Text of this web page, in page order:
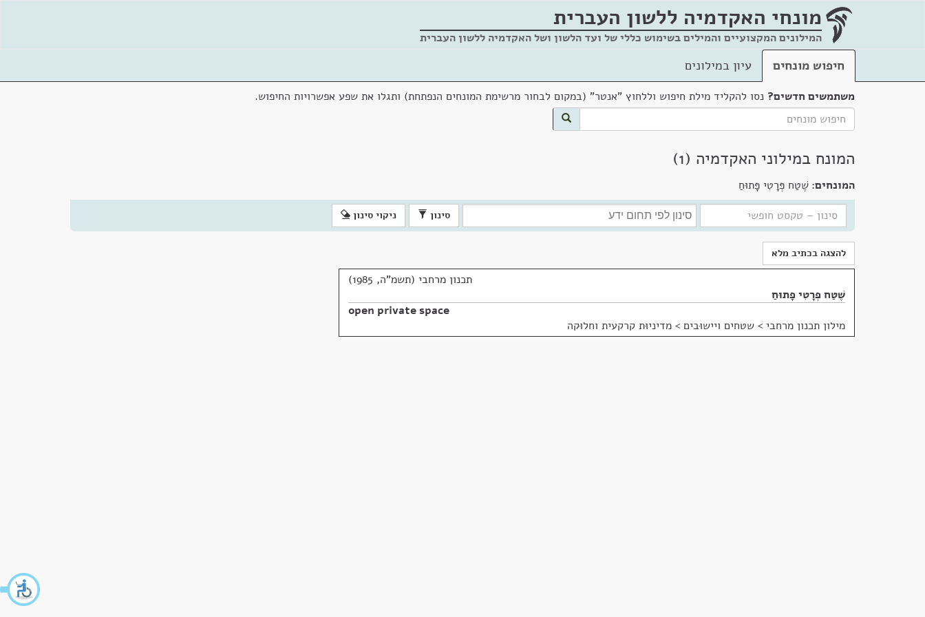
מונחי האקדמיה ללשון העברית
המילונים המקצועיים והמילים בשימוש כללי של ועד הלשון ושל האקדמיה ללשון העברית
חיפוש מונחים עיון במילונים
משתמשים חדשים? נסו להקליד מילת חיפוש וללחוץ "אנטר" (במקום לבחור מרשימת המונחים הנפתחת) ותגלו את שפע אפשרויות החיפוש.
המונח במילוני האקדמיה (1)
המונחים: שֶׁטַח פְּרָטִי פָּתוּחַ
סינון ניקוי סינון
להצגה בכתיב מלא
תכנון מרחבי (תשמ"ה, 1985)
שֶׁטַח פְּרָטִי פָּתוּחַ
open private space
מילון תכנון מרחבי > שטחים ויישוּבים > מדיניוּת קרקעית וחלוּקה